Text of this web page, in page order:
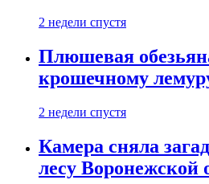
2 недели спустя
Плюшевая
крошечному
2 недели спустя
Камера сняла
лесу Воронежской